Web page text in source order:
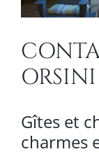
ORSINI
Gîtes et
charmes